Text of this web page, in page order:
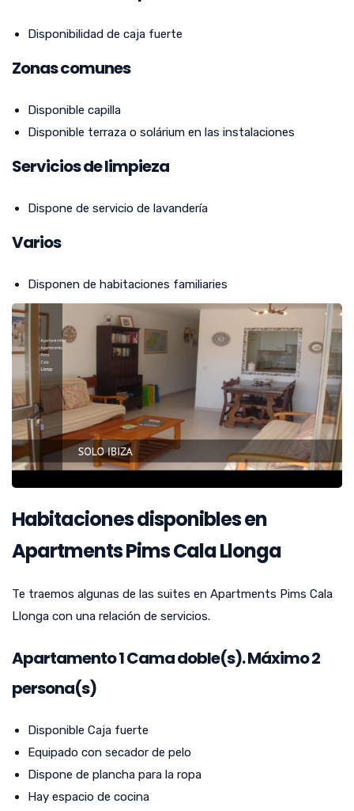
Disponibilidad de caja fuerte
Zonas comunes
Disponible capilla
Disponible terraza o solárium en las instalaciones
Servicios de limpieza
Dispone de servicio de lavandería
Varios
Disponen de habitaciones familiaries
Habitaciones disponibles en
Apartments Pims Cala Llonga
Te traemos algunas de las suites en Apartments Pims Cala
Llonga con una relación de servicios.
Apartamento1Cama doble(s). Máximo 2
persona(s)
Disponible Caja fuerte
Equipado con secador de pelo
Dispone de plancha para la ropa
Hay espacio de cocina